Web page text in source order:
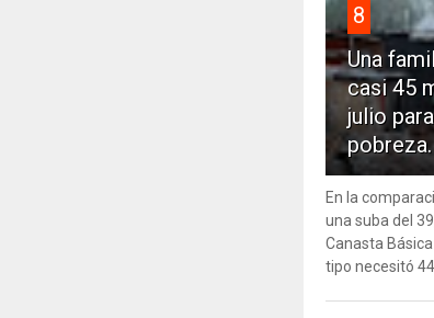
8
Una
casi 45
julio
pobreza.
En la
una suba del
Canasta
tipo necesitó